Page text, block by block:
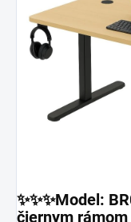
✨✨✨Model:
čiernym rámom